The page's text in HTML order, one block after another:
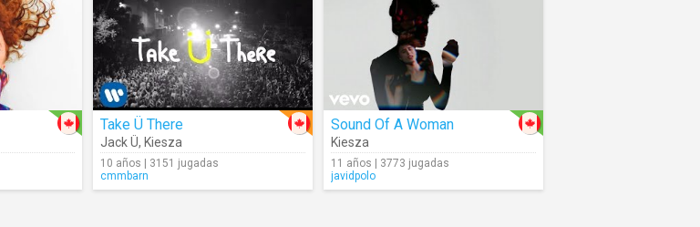
Take Ü There
Jack Ü, Kiesza
10 años | 3151 jugadas
cmmbarn
Sound Of A Woman
Kiesza
11 años | 3773 jugadas
javidpolo